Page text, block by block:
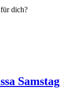
dich?
Samstag